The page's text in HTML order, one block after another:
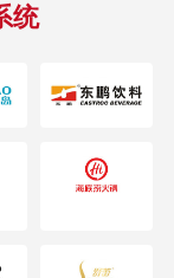
统